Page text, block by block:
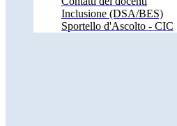
Inclusione (DSA/BES)
Sportello d'Ascolto - CIC